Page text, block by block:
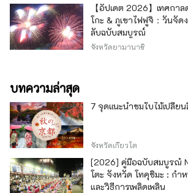
【อัปเดต 2026】เทศกา
โกะ & ภูเขาไฟฟูจิ：วันจัด
ลับฉบับสมบูรณ์
จังหวัดยามานาชิ
บทความล่าสุด
7 จุดแนะนำชมใบไม้เปลี่ยน
จังหวัดเกียวโต
[2026] คู่มือฉบับสมบูรณ์
โตะ จังหวัด โทคุชิมะ : กำ
และวิธีการเพลิดเพลิน